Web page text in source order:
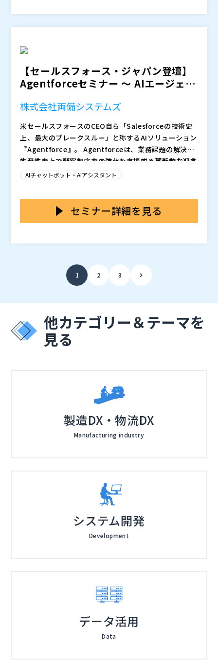
実際の操作画面を見ながら、導入後の業務イメージを具
体化
株式会社オープンソース活用研究所（
※共催、協賛、協力、講演企業は将来的に追加、削除さ
れる可能性があります。
【セールスフォース・ジャパン登壇】
Agentforceセミナー ～ AIエージェン
株式会社両備システムズ
米セールスフォースのCEO自ら「Salesforceの技術史
上、最大のブレークスルー」と称するAIソリューション
『Agentforce』。 Agentforceは、業務課題の解決、
生産性向上、顧客対応力の強化を支援する革新的なAIエ
ージェントです。
本セミナーでは、セールスフォース・ジャパンをお迎え
し、Agentforceの基本的な仕組みや導入メリットを解
デモを通じて、プロンプト（指示）を理解し自律的に業
務を遂行するAIエージェントの可能性を体感いただけま
めている方にも役立つ内容です。ぜひご参加ください！
・AIを活用して業務改革を具体的に推進していきたい
orceの具体的な活用事例が知りたい
備システムズによるAgentforce 活用例紹介 ・Agentf
orce デモ実施
株式会社オープンソース活用研究所（）
※共催、協賛、協力、講演企業は将来的に追加、削除さ
れる可能性があります。
AIチャットボット・AIアシスタント
セミナー詳細を見る
1 2 3
他カテゴリー＆テーマを
見る
製造DX・物流DX
Manufacturing industry
システム開発
Development
データ活用
Data